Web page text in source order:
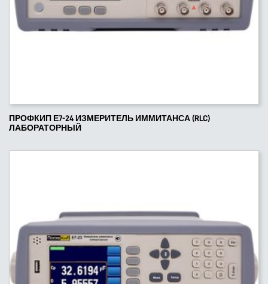
ПРОФКИП Е7-24 ИЗМЕРИТЕЛЬ ИММИТАНСА (RLC)
ЛАБОРАТОРНЫЙ